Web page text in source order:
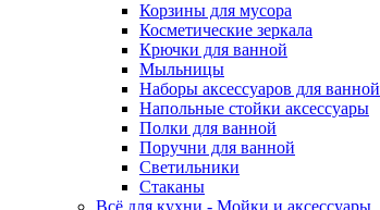
Корзины для мусора
Косметические зеркала
Крючки для ванной
Мыльницы
Наборы аксессуаров для ванной
Напольные стойки аксессуары
Полки для ванной
Поручни для ванной
Светильники
Стаканы
Всё для кухни - Мойки и аксессуары